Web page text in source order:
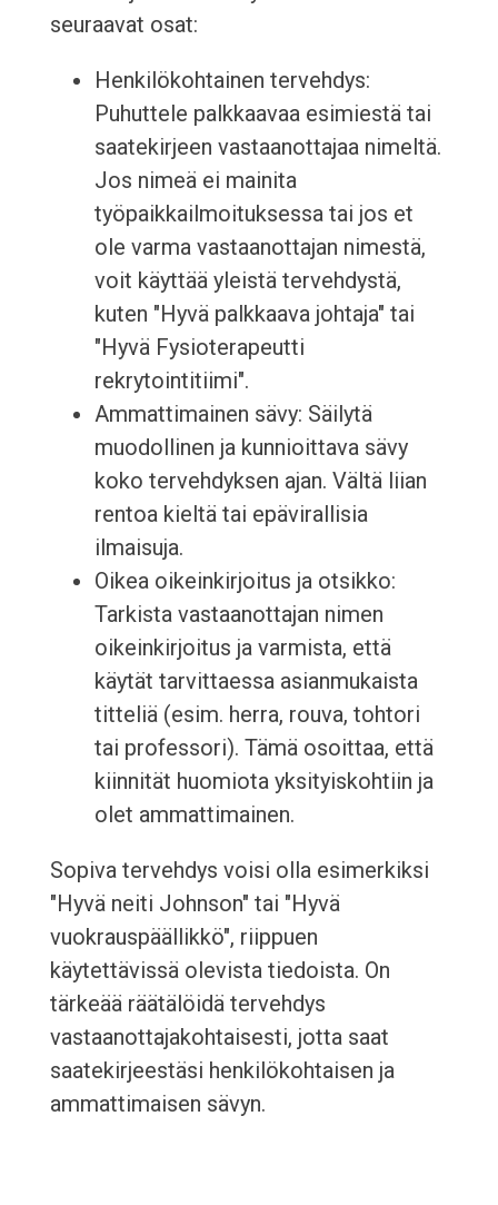
seuraavat osat:
Henkilökohtainen tervehdys:
Puhuttele palkkaavaa esimiestä tai
saatekirjeen vastaanottajaa nimeltä.
Jos nimeä ei mainita
työpaikkailmoituksessa tai jos et
ole varma vastaanottajan nimestä,
voit käyttää yleistä tervehdystä,
kuten "Hyvä palkkaava johtaja" tai
"Hyvä Fysioterapeutti
rekrytointitiimi".
Ammattimainen sävy: Säilytä
muodollinen ja kunnioittava sävy
koko tervehdyksen ajan. Vältä liian
rentoa kieltä tai epävirallisia
ilmaisuja.
Oikea oikeinkirjoitus ja otsikko:
Tarkista vastaanottajan nimen
oikeinkirjoitus ja varmista, että
käytät tarvittaessa asianmukaista
titteliä (esim. herra, rouva, tohtori
tai professori). Tämä osoittaa, että
kiinnität huomiota yksityiskohtiin ja
olet ammattimainen.
Sopiva tervehdys voisi olla esimerkiksi
"Hyvä neiti Johnson" tai "Hyvä
vuokrauspäällikkö", riippuen
käytettävissä olevista tiedoista. On
tärkeää räätälöidä tervehdys
vastaanottajakohtaisesti, jotta saat
saatekirjeestäsi henkilökohtaisen ja
ammattimaisen sävyn.